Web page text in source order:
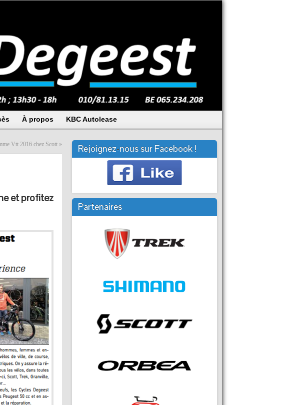
À propos KBC Autolease
Vtt 2016 chez Scott»
et profitez
Rejoignez-nous sur Facebook !
Partenaires